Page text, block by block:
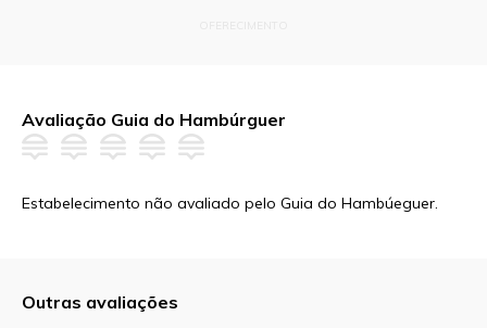
Avaliação Guia do Hambúrguer
Estabelecimento não avaliado pelo Guia do Hambúeguer.
Outras avaliações